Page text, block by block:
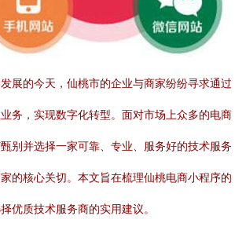
展的今天，仙桃市的企业与商家纷纷寻求通过
务，实现数字化转型。面对市场上众多的电商
别并选择一家可靠、专业、服务好的技术服务
的核心关切。本文旨在梳理仙桃电商小程序的
优质技术服务商的实用建议。